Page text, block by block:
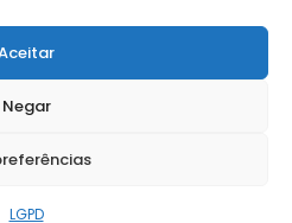
Negar
LGPD
da AMB para o seu evento